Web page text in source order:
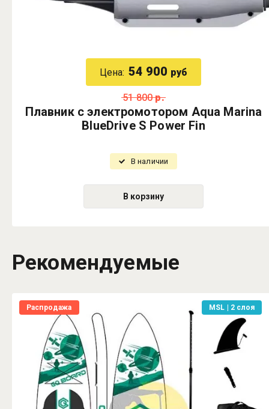
Цена: 54 900 руб
51 800 р.
Плавник с электромотором Aqua Marina
BlueDrive S Power Fin
В наличии
В корзину
Рекомендуемые
Распродажа MSL | 2 слоя